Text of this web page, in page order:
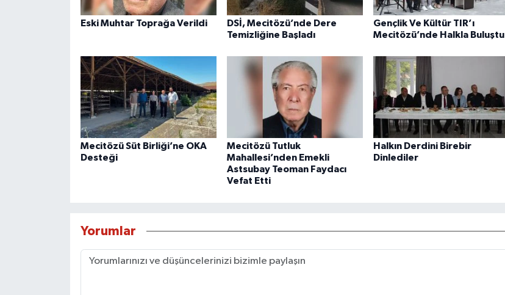
Eski Muhtar Toprağa Verildi
DSİ, Mecitözü’nde Dere
Temizliğine Başladı
Gençlik Ve Kültür TIR’ı
Mecitözü’nde Halkla Buluştu
Mecitözü Süt Birliği’ne OKA
Desteği
Mecitözü Tutluk
Mahallesi’nden Emekli
Astsubay Teoman Faydacı
Vefat Etti
Halkın Derdini Birebir
Dinlediler
Yorumlar